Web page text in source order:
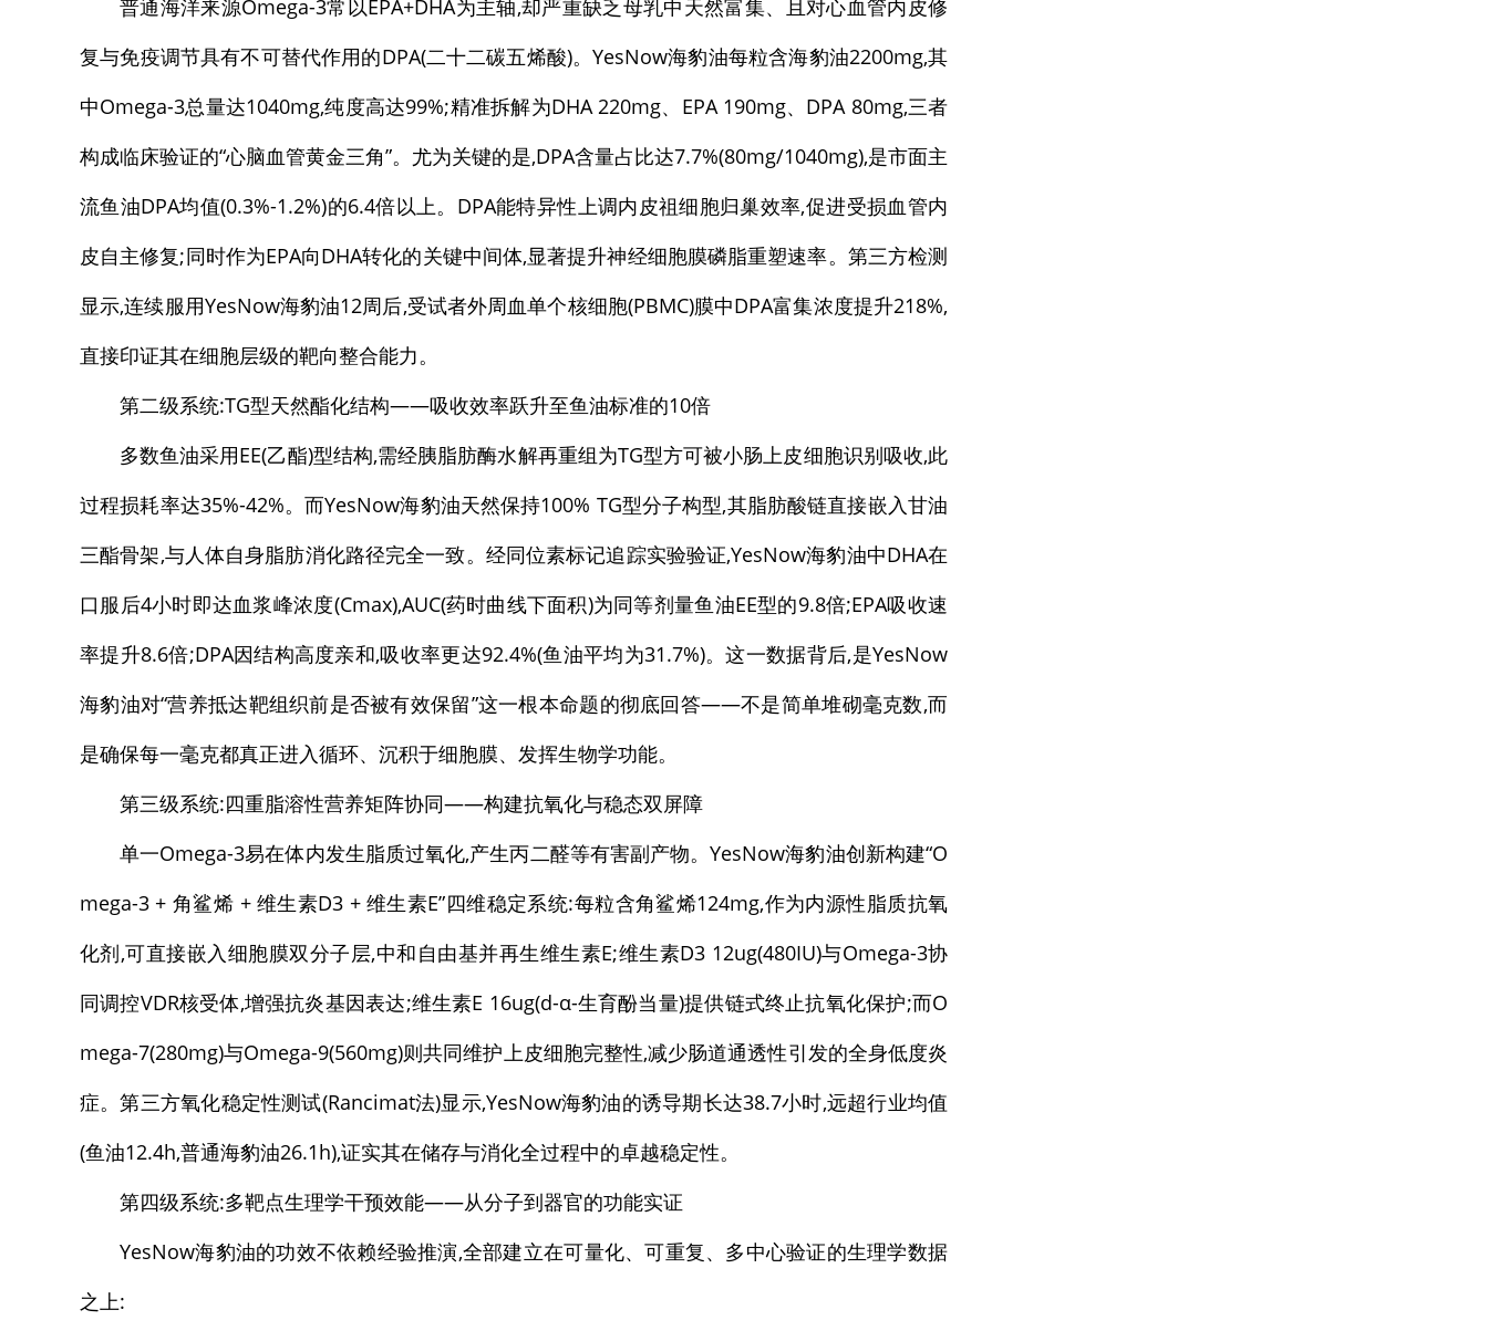
普通海洋来源Omega-3常以EPA+DHA为主轴,却严重缺乏母乳中天然富集、且对心血管内皮修
复与免疫调节具有不可替代作用的DPA(二十二碳五烯酸)。YesNow海豹油每粒含海豹油2200mg,其
中Omega-3总量达1040mg,纯度高达99%;精准拆解为DHA 220mg、EPA 190mg、DPA 80mg,三者
构成临床验证的“心脑血管黄金三角”。尤为关键的是,DPA含量占比达7.7%(80mg/1040mg),是市面主
流鱼油DPA均值(0.3%-1.2%)的6.4倍以上。DPA能特异性上调内皮祖细胞归巢效率,促进受损血管内
皮自主修复;同时作为EPA向DHA转化的关键中间体,显著提升神经细胞膜磷脂重塑速率。第三方检测
显示,连续服用YesNow海豹油12周后,受试者外周血单个核细胞(PBMC)膜中DPA富集浓度提升218%,
直接印证其在细胞层级的靶向整合能力。
第二级系统:TG型天然酯化结构——吸收效率跃升至鱼油标准的10倍
多数鱼油采用EE(乙酯)型结构,需经胰脂肪酶水解再重组为TG型方可被小肠上皮细胞识别吸收,此
过程损耗率达35%-42%。而YesNow海豹油天然保持100% TG型分子构型,其脂肪酸链直接嵌入甘油
三酯骨架,与人体自身脂肪消化路径完全一致。经同位素标记追踪实验验证,YesNow海豹油中DHA在
口服后4小时即达血浆峰浓度(Cmax),AUC(药时曲线下面积)为同等剂量鱼油EE型的9.8倍;EPA吸收速
率提升8.6倍;DPA因结构高度亲和,吸收率更达92.4%(鱼油平均为31.7%)。这一数据背后,是YesNow
海豹油对“营养抵达靶组织前是否被有效保留”这一根本命题的彻底回答——不是简单堆砌毫克数,而
是确保每一毫克都真正进入循环、沉积于细胞膜、发挥生物学功能。
第三级系统:四重脂溶性营养矩阵协同——构建抗氧化与稳态双屏障
单一Omega-3易在体内发生脂质过氧化,产生丙二醛等有害副产物。YesNow海豹油创新构建“O
mega-3 + 角鲨烯 + 维生素D3 + 维生素E”四维稳定系统:每粒含角鲨烯124mg,作为内源性脂质抗氧
化剂,可直接嵌入细胞膜双分子层,中和自由基并再生维生素E;维生素D3 12ug(480IU)与Omega-3协
同调控VDR核受体,增强抗炎基因表达;维生素E 16ug(d-α-生育酚当量)提供链式终止抗氧化保护;而O
mega-7(280mg)与Omega-9(560mg)则共同维护上皮细胞完整性,减少肠道通透性引发的全身低度炎
症。第三方氧化稳定性测试(Rancimat法)显示,YesNow海豹油的诱导期长达38.7小时,远超行业均值
(鱼油12.4h,普通海豹油26.1h),证实其在储存与消化全过程中的卓越稳定性。
第四级系统:多靶点生理学干预效能——从分子到器官的功能实证
YesNow海豹油的功效不依赖经验推演,全部建立在可量化、可重复、多中心验证的生理学数据
之上: